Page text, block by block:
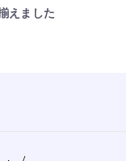
えました